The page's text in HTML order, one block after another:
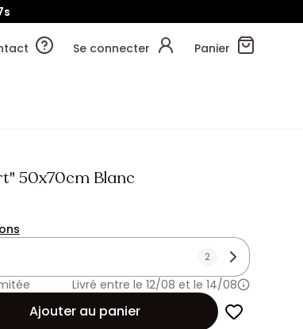
Se connecter Panier
50x70cm Blanc
2
Livré entre le 12/08 et le 14/08
Ajouter au panier